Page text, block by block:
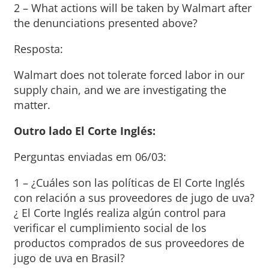
2 – What actions will be taken by Walmart after
the denunciations presented above?
Resposta:
Walmart does not tolerate forced labor in our
supply chain, and we are investigating the
matter.
Outro lado El Corte Inglés:
Perguntas enviadas em 06/03:
1 – ¿Cuáles son las políticas de El Corte Inglés
con relación a sus proveedores de jugo de uva?
¿ El Corte Inglés realiza algún control para
verificar el cumplimiento social de los
productos comprados de sus proveedores de
jugo de uva en Brasil?